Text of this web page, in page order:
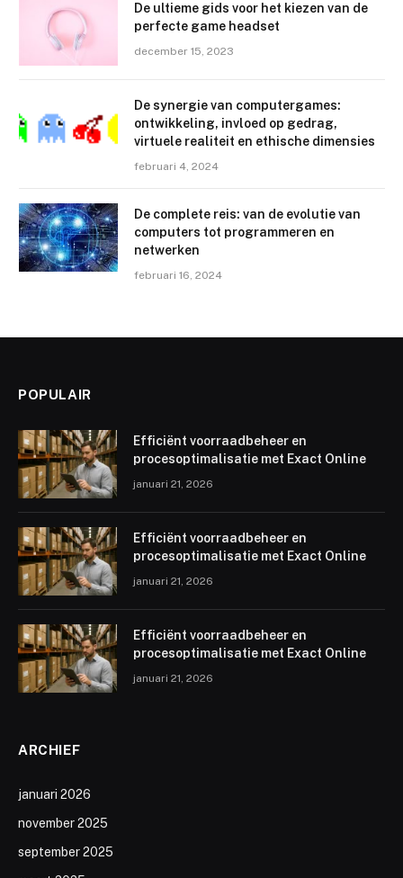
De ultieme gids voor het kiezen van de
perfecte game headset
december 15, 2023
De synergie van computergames:
ontwikkeling, invloed op gedrag,
virtuele realiteit en ethische dimensies
februari 4, 2024
De complete reis: van de evolutie van
computers tot programmeren en
netwerken
februari 16, 2024
POPULAIR
Efficiënt voorraadbeheer en
procesoptimalisatie met Exact Online
januari 21, 2026
Efficiënt voorraadbeheer en
procesoptimalisatie met Exact Online
januari 21, 2026
Efficiënt voorraadbeheer en
procesoptimalisatie met Exact Online
januari 21, 2026
ARCHIEF
januari 2026
november 2025
september 2025